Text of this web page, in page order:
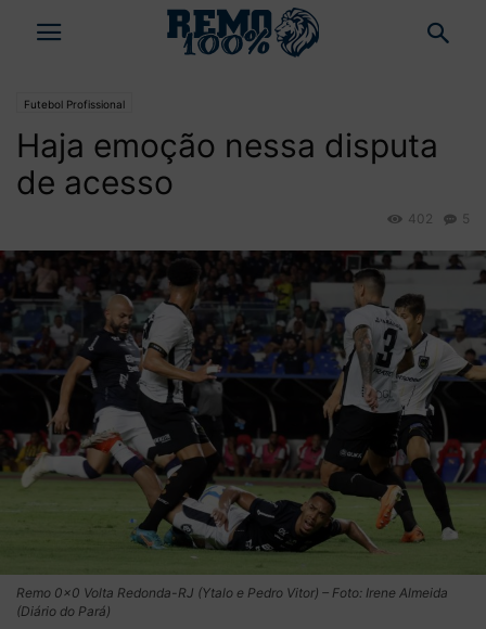
Futebol Profissional
Haja emoção nessa disputa
de acesso
5
402
Remo 0×0 Volta Redonda-RJ (Ytalo e Pedro Vitor) – Foto: Irene Almeida
(Diário do Pará)